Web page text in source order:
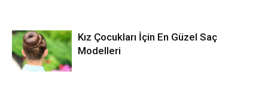
Kız Çocukları İçin En Güzel Saç
Modelleri